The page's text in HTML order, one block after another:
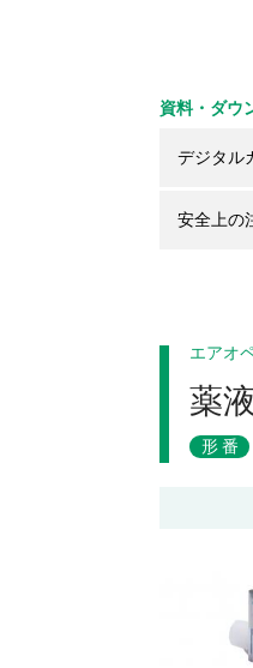
資料・ダウ
デジタル
安全上の
エアオ
薬
形番